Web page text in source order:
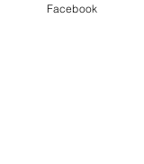
Facebook